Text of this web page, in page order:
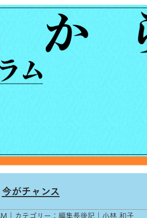
今がチャンス
｜カテゴリー：編集長後記｜小林 和子